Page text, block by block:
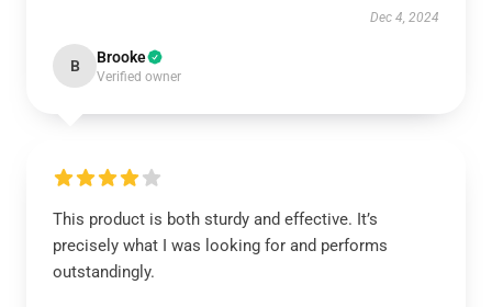
Dec 4, 2024
B Brooke
Verified owner
This product is both sturdy and effective. It’s
precisely what I was looking for and performs
outstandingly.